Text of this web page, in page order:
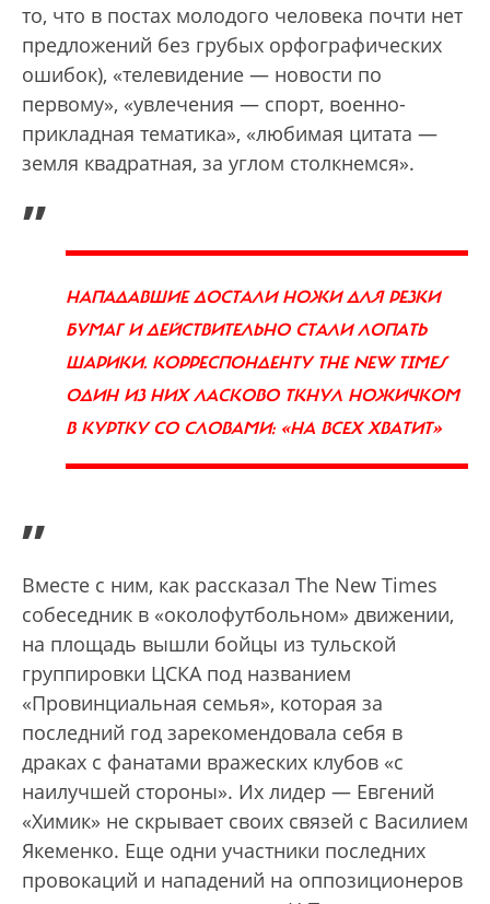
то, что в постах молодого человека почти нет
предложений без грубых орфографических
ошибок), «телевидение — новости по
первому», «увлечения — спорт, военно-
прикладная тематика», «любимая цитата —
земля квадратная, за углом столкнемся».
„
НАПАДАВШИЕ ДОСТАЛИ НОЖИ ДЛЯ РЕЗКИ
БУМАГ И ДЕЙСТВИТЕЛЬНО СТАЛИ ЛОПАТЬ
ШАРИКИ. КОРРЕСПОНДЕНТУ THE NEW TIMES
ОДИН ИЗ НИХ ЛАСКОВО ТКНУЛ НОЖИЧКОМ
В КУРТКУ СО СЛОВАМИ: «НА ВСЕХ ХВАТИТ»
”
Вместе с ним, как рассказал The New Times
cобеседник в «околофутбольном» движении,
на площадь вышли бойцы из тульской
группировки ЦСКА под названием
«Провинциальная семья», которая за
последний год зарекомендовала себя в
драках с фанатами вражеских клубов «с
наилучшей стороны». Их лидер — Евгений
«Химик» не скрывает своих связей с Василием
Якеменко. Еще одни участники последних
провокаций и нападений на оппозиционеров